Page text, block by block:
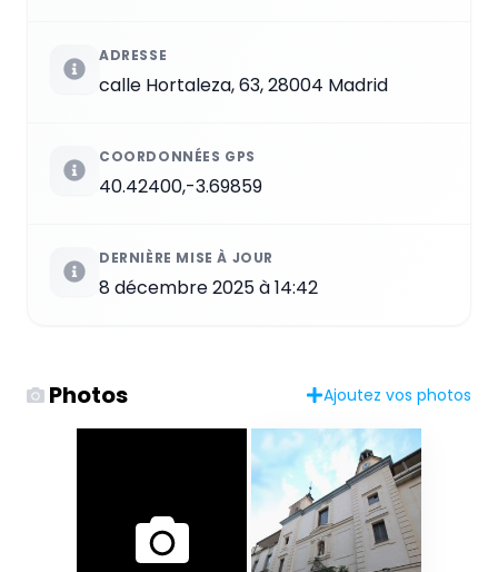
ADRESSE
calle Hortaleza, 63, 28004 Madrid
COORDONNÉES GPS
40.42400,-3.69859
DERNIÈRE MISE À JOUR
8 décembre 2025 à 14:42
Photos Ajoutez vos photos